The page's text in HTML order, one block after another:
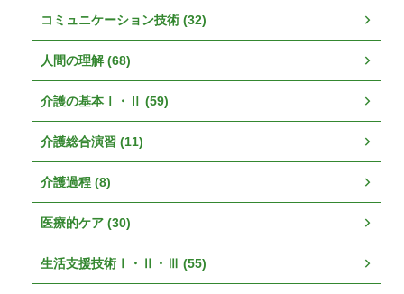
コミュニケーション技術 (32)
人間の理解 (68)
介護の基本Ⅰ・Ⅱ (59)
介護総合演習 (11)
介護過程 (8)
医療的ケア (30)
生活支援技術Ⅰ・Ⅱ・Ⅲ (55)